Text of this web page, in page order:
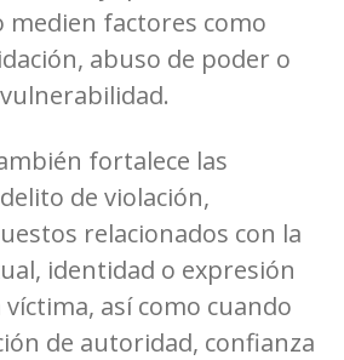
medien factores como
abuso de poder o
fortalece las
de violación,
relacionados con la
identidad o expresión
así como cuando
de autoridad, confianza